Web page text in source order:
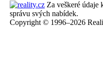
Za veškeré údaje
správu svých nabídek.
Copyright © 1996–2026